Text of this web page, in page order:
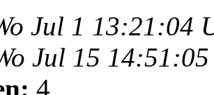
Jul 1 13:21:04
Jul 15
4